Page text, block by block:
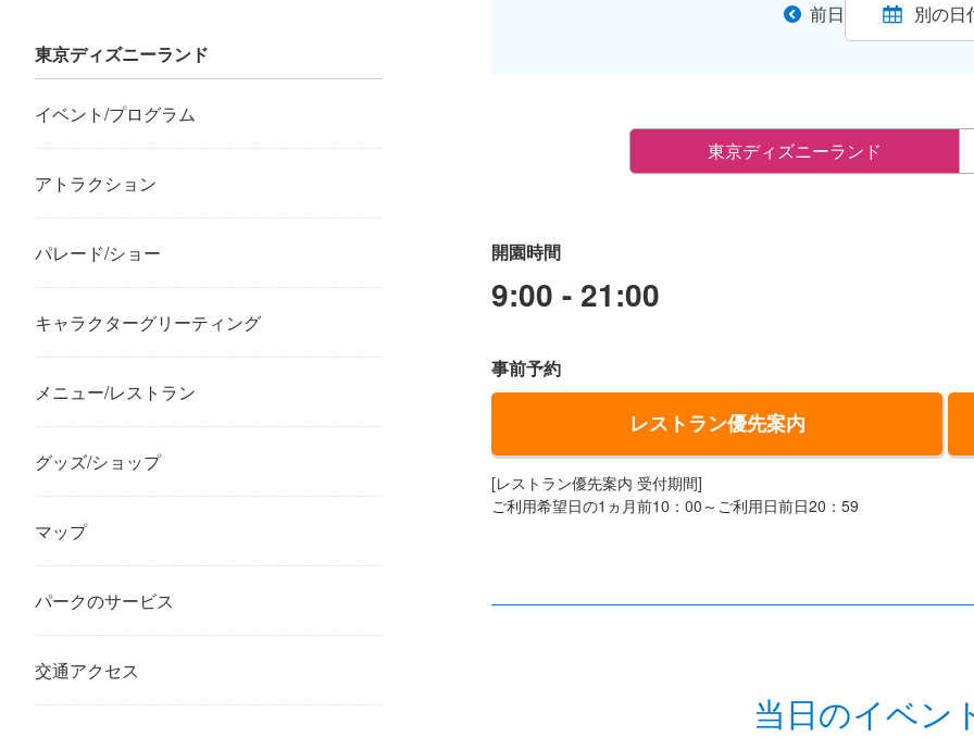
前日 別の日
東京ディズニーランド
開園時間
9:00 - 21:00
事前予約
レストラン優先案内
[レストラン優先案内 受付期間]
ご利用希望日の1ヵ月前10：00～ご利用日前日20：59
当日のイベン
東京ディズニーランド
イベント/プログラム
アトラクション
パレード/ショー
キャラクターグリーティング
メニュー/レストラン
グッズ/ショップ
マップ
パークのサービス
交通アクセス